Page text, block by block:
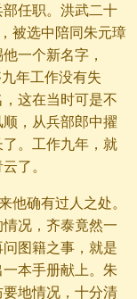
任职。洪武二十
被选中陪同朱元璋
一个新名字，
年工作没有失
这在当时可是不
，从兵部郎中擢
。工作九年，就
了。
他确有过人之处。
况，齐泰竟然一
图籍之事，就是
本手册献上。朱
地情况，十分清